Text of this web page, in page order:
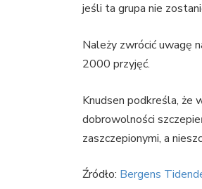
jeśli ta grupa nie
Należy zwrócić uwagę
2000 przyjęć.
Knudsen podkreśla, że
dobrowolności
zaszczepionymi, a
Źródło: Bergens